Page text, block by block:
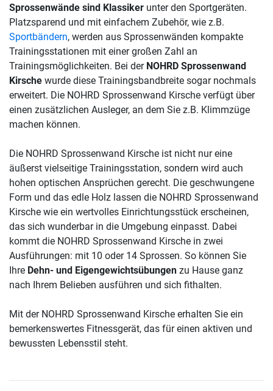
Sprossenwände sind Klassiker unter den Sportgeräten.
Platzsparend und mit einfachem Zubehör, wie z.B.
Sportbändern, werden aus Sprossenwänden kompakte
Trainingsstationen mit einer großen Zahl an
Trainingsmöglichkeiten. Bei der NOHRD Sprossenwand
Kirsche wurde diese Trainingsbandbreite sogar nochmals
erweitert. Die NOHRD Sprossenwand Kirsche verfügt über
einen zusätzlichen Ausleger, an dem Sie z.B. Klimmzüge
machen können.
Die NOHRD Sprossenwand Kirsche ist nicht nur eine
äußerst vielseitige Trainingsstation, sondern wird auch
hohen optischen Ansprüchen gerecht. Die geschwungene
Form und das edle Holz lassen die NOHRD Sprossenwand
Kirsche wie ein wertvolles Einrichtungsstück erscheinen,
das sich wunderbar in die Umgebung einpasst. Dabei
kommt die NOHRD Sprossenwand Kirsche in zwei
Ausführungen: mit 10 oder 14 Sprossen. So können Sie
Ihre Dehn- und Eigengewichtsübungen zu Hause ganz
nach Ihrem Belieben ausführen und sich fithalten.
Mit der NOHRD Sprossenwand Kirsche erhalten Sie ein
bemerkenswertes Fitnessgerät, das für einen aktiven und
bewussten Lebensstil steht.